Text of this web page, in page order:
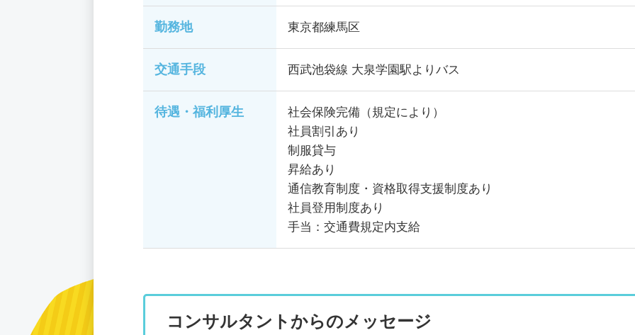
勤務地 東京都練馬区
交通手段 西武池袋線 大泉学園駅よりバス
待遇・福利厚生
社会保険完備（規定により）
社員割引あり
制服貸与
昇給あり
通信教育制度・資格取得支援制度あり
社員登用制度あり
手当：交通費規定内支給
コンサルタントからのメッセージ